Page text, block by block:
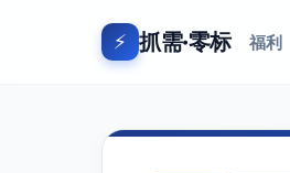
⚡ 抓需·零标 福利